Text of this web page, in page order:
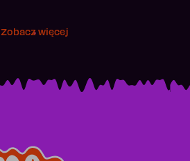
Zobacz więcej